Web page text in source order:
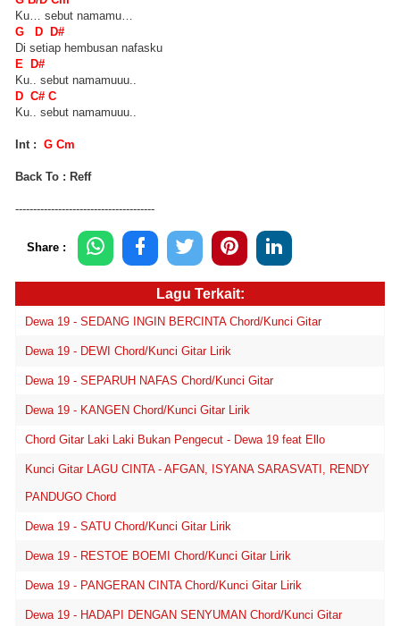
Ku… sebut namamu…
G D D#
Di setiap hembusan nafasku
E D#
Ku.. sebut namamuuu..
D C# C
Ku.. sebut namamuuu..
Int : G Cm
Back To : Reff
---------------------------------------
Share :
Lagu Terkait:
Dewa 19 - SEDANG INGIN BERCINTA Chord/Kunci Gitar
Dewa 19 - DEWI Chord/Kunci Gitar Lirik
Dewa 19 - SEPARUH NAFAS Chord/Kunci Gitar
Dewa 19 - KANGEN Chord/Kunci Gitar Lirik
Chord Gitar Laki Laki Bukan Pengecut - Dewa 19 feat Ello
Kunci Gitar LAGU CINTA - AFGAN, ISYANA SARASVATI, RENDY
PANDUGO Chord
Dewa 19 - SATU Chord/Kunci Gitar Lirik
Dewa 19 - RESTOE BOEMI Chord/Kunci Gitar Lirik
Dewa 19 - PANGERAN CINTA Chord/Kunci Gitar Lirik
Dewa 19 - HADAPI DENGAN SENYUMAN Chord/Kunci Gitar